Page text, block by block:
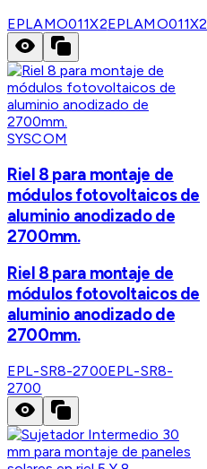
EPLAMO011X2EPLAMO011X2
SYSCOM
Riel 8 para montaje de
módulos fotovoltaicos de
aluminio anodizado de
2700mm.
Riel 8 para montaje de
módulos fotovoltaicos de
aluminio anodizado de
2700mm.
EPL-SR8-2700EPL-SR8-
2700